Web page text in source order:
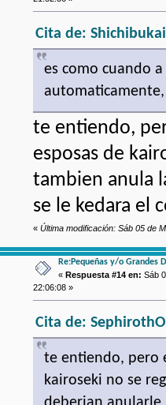
Cita de:
es como cuando
te entiendo,
esposas de
tambien anula
se le kedara el
«Última modificación: Sáb 05 de
Re:Pequeñas y/o Grandes
« Respuesta #14 en: Sáb
22:06:08 »
Cita de:
te entiendo, pero
kairoseki no se